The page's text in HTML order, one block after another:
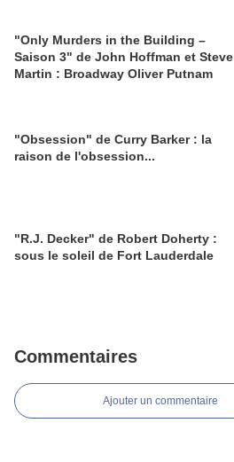
"Only Murders in the Building –
Saison 3" de John Hoffman et Steve
Martin : Broadway Oliver Putnam
"Obsession" de Curry Barker : la
raison de l'obsession...
"R.J. Decker" de Robert Doherty :
sous le soleil de Fort Lauderdale
Commentaires
Ajouter un commentaire